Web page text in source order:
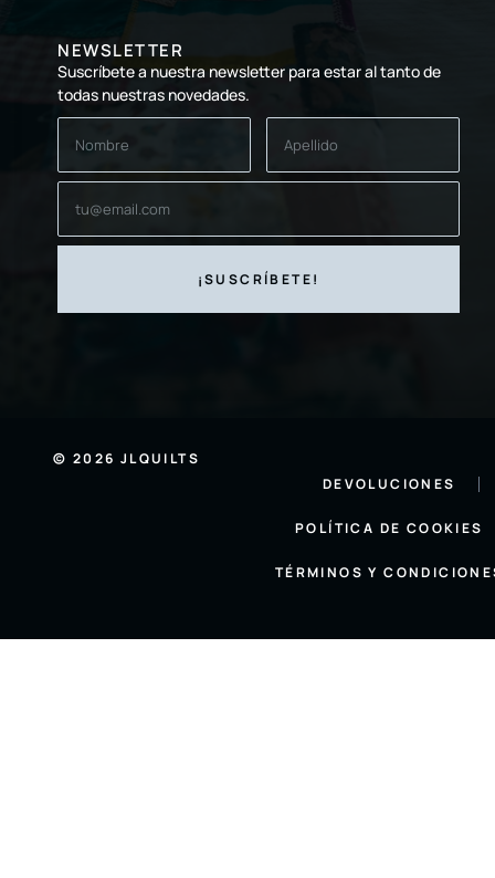
NEWSLETTER
Suscríbete a nuestra newsletter para estar al tanto de
todas nuestras novedades.
© 2026 JLQUILTS
DEVOLUCIONES
POLÍTICA DE COOKIES
TÉRMINOS Y